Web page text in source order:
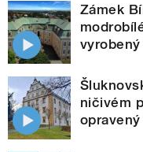
Zámek
ničivém
opravený